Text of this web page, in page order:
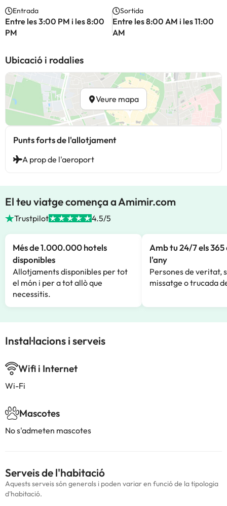
Entrada
Entre les 3:00 PM i les 8:00
PM
Sortida
Entre les 8:00 AM i les 11:00
AM
Ubicació i rodalies
Veure mapa
Punts forts de l'allotjament
A prop de l'aeroport
El teu viatge comença a Amimir.com
Trustpilot 4.5/5
Més de 1.000.000 hotels
disponibles
Allotjaments disponibles per tot
el món i per a tot allò que
necessitis.
Amb tu 24/7 els 365
l'any
Persones de veritat,
missatge o trucada
Instal·lacions i serveis
Wifi i Internet
Wi-Fi
Mascotes
No s'admeten mascotes
Serveis de l'habitació
Aquests serveis són generals i poden variar en funció de la tipologia
d'habitació.